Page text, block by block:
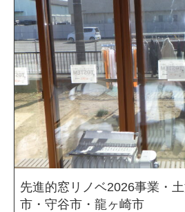
先進的窓リノベ2026事業・
市・守谷市・龍ヶ崎市